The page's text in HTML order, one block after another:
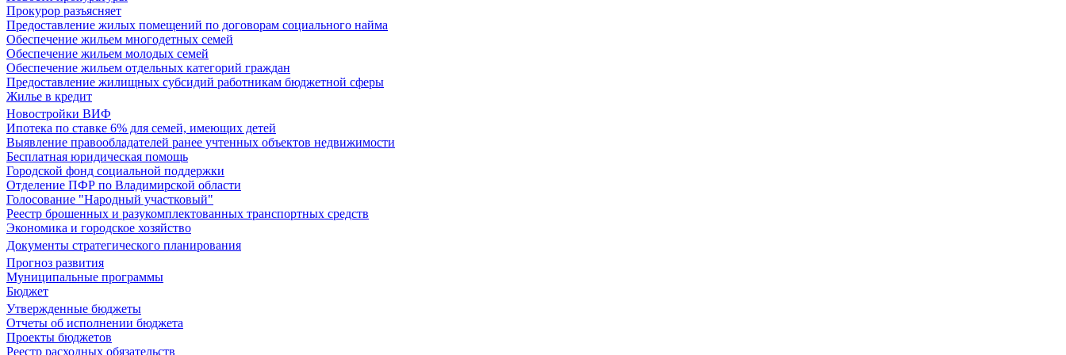
Прокурор разъясняет
Предоставление жилых помещений по договорам социального найма
Обеспечение жильем многодетных семей
Обеспечение жильем молодых семей
Обеспечение жильем отдельных категорий граждан
Предоставление жилищных субсидий работникам бюджетной сферы
Жилье в кредит
Новостройки ВИФ
Ипотека по ставке 6% для семей, имеющих детей
Выявление правообладателей ранее учтенных объектов недвижимости
Бесплатная юридическая помощь
Городской фонд социальной поддержки
Отделение ПФР по Владимирской области
Голосование "Народный участковый"
Реестр брошенных и разукомплектованных транспортных средств
Экономика и городское хозяйство
Документы стратегического планирования
Прогноз развития
Муниципальные программы
Бюджет
Утвержденные бюджеты
Отчеты об исполнении бюджета
Проекты бюджетов
Реестр расходных обязательств